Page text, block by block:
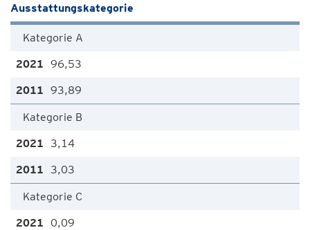
Ausstattungskategorie
Kategorie A
96,53
93,89
Kategorie B
3,14
3,03
Kategorie C
0,09